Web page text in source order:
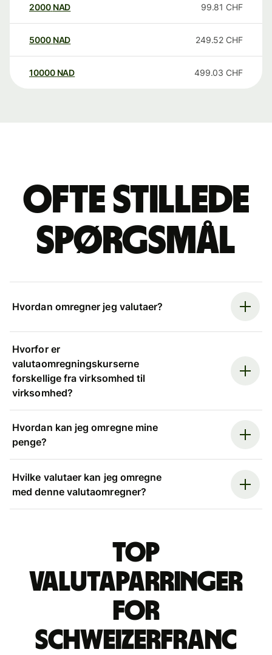
2000 NAD 99.81 CHF
5000 NAD 249.52 CHF
10000 NAD 499.03 CHF
Ofte stillede
spørgsmål
Hvordan omregner jeg valutaer?
Hvorfor er
valutaomregningskurserne
forskellige fra virksomhed til
virksomhed?
Hvordan kan jeg omregne mine
penge?
Hvilke valutaer kan jeg omregne
med denne valutaomregner?
Top
valutaparringer
for
schweizerfranc